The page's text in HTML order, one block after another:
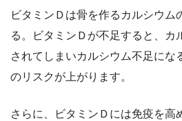
ビタミンＤは骨を作るカルシウム
る。ビタミンＤが不足すると、カ
されてしまいカルシウム不足にな
のリスクが上がります。
さらに、ビタミンＤには免疫を高